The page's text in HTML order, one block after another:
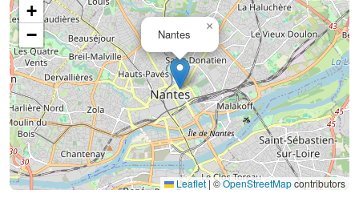
Nantes
×
+
−
Leaflet| ©OpenStreetMapcontributors